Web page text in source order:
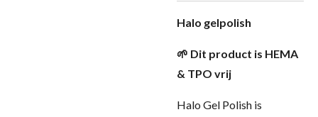
Halo gelpolish
🌱 Dit product is HEMA
& TPO vrij
Halo Gel Polish is